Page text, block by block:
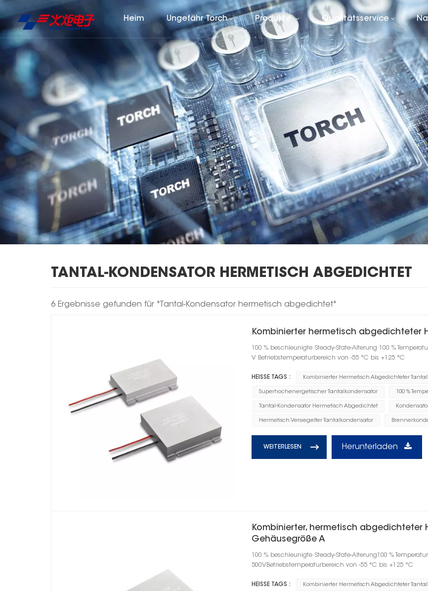
Heim Ungefähr Torch Produkte Qualitätsservice
TANTAL-KONDENSATOR HERMETISCH ABGEDICHTET
6 Ergebnisse gefunden für "Tantal-Kondensator hermetisch abgedichtet"
Kombinierter hermetisch abgedichteter
100 % beschleunigte Steady-State-Alterung 100 %
V Betriebstemperaturbereich von -55 °C bis +125 °C
HEISSE TAGS : Kombinierter Hermetisch Abgedichteter
Superhochenergetischer Tantalkondensator 100 %
Tantal-Kondensator Hermetisch Abgedichtet
Hermetisch Versiegelter Tantalkondensator
WEITERLESEN Herunterladen
Kombinierter, hermetisch abgedichteter
Gehäusegröße A
100 % beschleunigte Steady-State-Alterung100 %
500VBetriebstemperaturbereich von -55 °C bis +125 °C
HEISSE TAGS : Kombinierter Hermetisch Abgedichteter